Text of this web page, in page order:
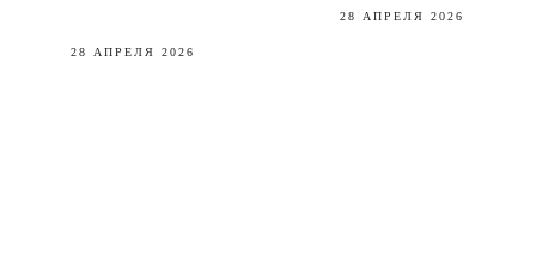
28 АПРЕЛЯ 2026
28 АПРЕЛЯ 2026